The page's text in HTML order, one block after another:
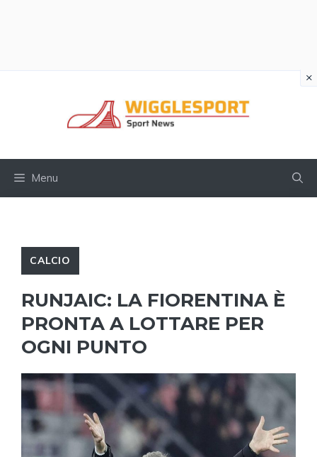
Menu
CALCIO
RUNJAIC: LA FIORENTINA È
PRONTA A LOTTARE PER
OGNI PUNTO
×